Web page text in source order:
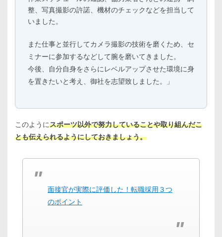
整、写真撮影の許諾、機材のチェックなどを担当して
いました。
また仕事と並行してカメラ撮影の技術を磨くため、セ
ミナーに参加するなどして腕を磨いてきました。
今後、自分自身をさらにレベルアップさせた環境に身
を置きたいと考え、御社を志望致しました。」
このようにスポーツ以外で努力していることや取り組んだこ
とも伝えられるようにしておきましょう。
面接官が実際に評価した！転職採用３つ
のポイント